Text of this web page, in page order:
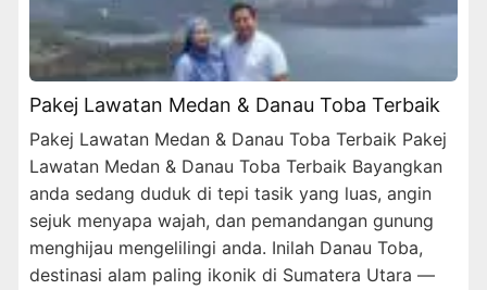
Pakej Lawatan Medan & Danau Toba Terbaik
Pakej Lawatan Medan & Danau Toba Terbaik Pakej
Lawatan Medan & Danau Toba Terbaik Bayangkan
anda sedang duduk di tepi tasik yang luas, angin
sejuk menyapa wajah, dan pemandangan gunung
menghijau mengelilingi anda. Inilah Danau Toba,
destinasi alam paling ikonik di Sumatera Utara —